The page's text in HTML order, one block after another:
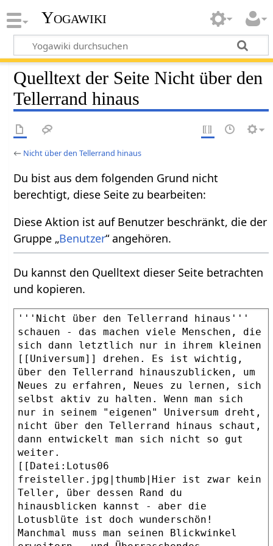
Yogawiki
Quelltext der Seite Nicht über den
Tellerrand hinaus
← Nicht über den Tellerrand hinaus
Du bist aus dem folgenden Grund nicht
berechtigt, diese Seite zu bearbeiten:
Diese Aktion ist auf Benutzer beschränkt, die der
Gruppe „Benutzer“ angehören.
Du kannst den Quelltext dieser Seite betrachten
und kopieren.